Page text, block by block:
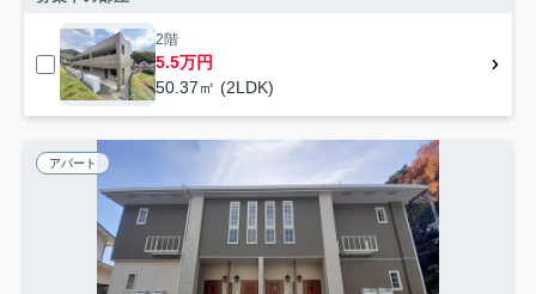
2階
5.5万円
50.37㎡ (2LDK)
アパート